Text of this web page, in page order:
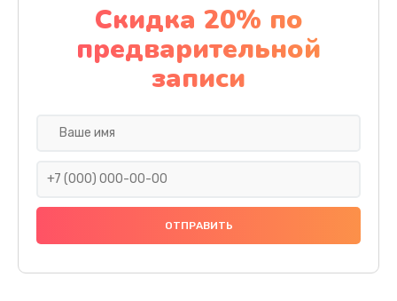
Скидка 20% по
предварительной
записи